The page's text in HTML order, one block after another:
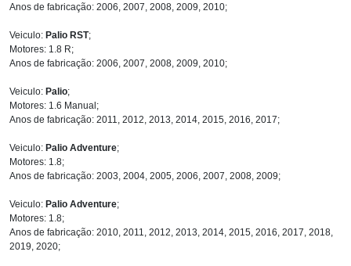
Anos de fabricação: 2006, 2007, 2008, 2009, 2010;
Veiculo: Palio RST;
Motores: 1.8 R;
Anos de fabricação: 2006, 2007, 2008, 2009, 2010;
Veiculo: Palio;
Motores: 1.6 Manual;
Anos de fabricação: 2011, 2012, 2013, 2014, 2015, 2016, 2017;
Veiculo: Palio Adventure;
Motores: 1.8;
Anos de fabricação: 2003, 2004, 2005, 2006, 2007, 2008, 2009;
Veiculo: Palio Adventure;
Motores: 1.8;
Anos de fabricação: 2010, 2011, 2012, 2013, 2014, 2015, 2016, 2017, 2018,
2019, 2020;